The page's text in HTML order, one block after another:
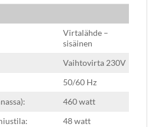
Virtalähde –
sisäinen
Vaihtovirta 230V
50/60 Hz
460 watt
48 watt